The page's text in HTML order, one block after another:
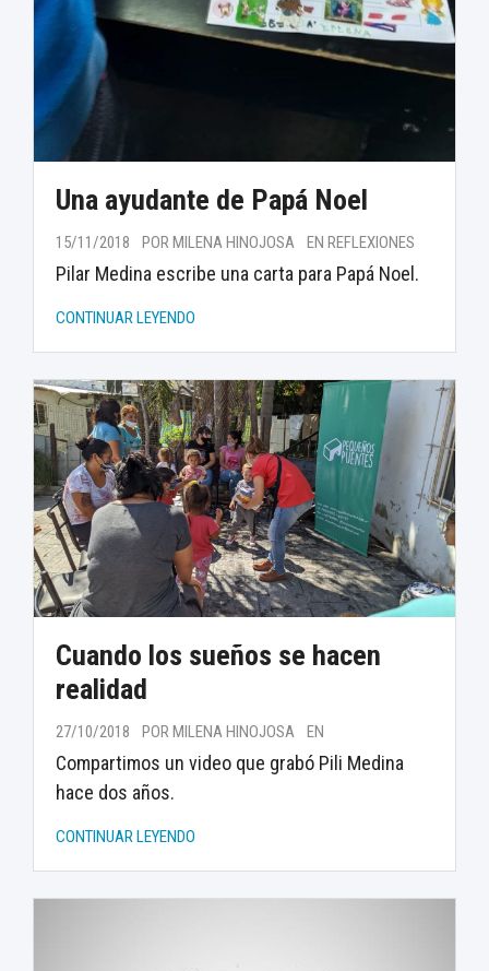
Una ayudante de Papá Noel
15/11/2018 POR MILENA HINOJOSA EN REFLEXIONES
Pilar Medina escribe una carta para Papá Noel.
CONTINUAR LEYENDO
Cuando los sueños se hacen
realidad
27/10/2018 POR MILENA HINOJOSA EN
Compartimos un video que grabó Pili Medina
hace dos años.
CONTINUAR LEYENDO